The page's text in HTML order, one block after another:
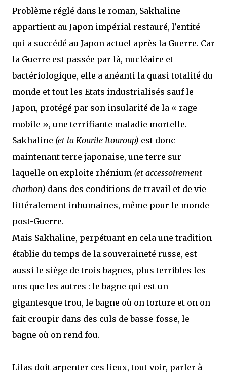
Problème réglé dans le roman, Sakhaline
appartient au Japon impérial restauré, l'entité
qui a succédé au Japon actuel après la Guerre. Car
la Guerre est passée par là, nucléaire et
bactériologique, elle a anéanti la quasi totalité du
monde et tout les Etats industrialisés sauf le
Japon, protégé par son insularité de la « rage
mobile », une terrifiante maladie mortelle.
Sakhaline (et la Kourile Itouroup) est donc
maintenant terre japonaise, une terre sur
laquelle on exploite rhénium (et accessoirement
charbon) dans des conditions de travail et de vie
littéralement inhumaines, même pour le monde
post-Guerre.
Mais Sakhaline, perpétuant en cela une tradition
établie du temps de la souveraineté russe, est
aussi le siège de trois bagnes, plus terribles les
uns que les autres : le bagne qui est un
gigantesque trou, le bagne où on torture et on on
fait croupir dans des culs de basse-fosse, le
bagne où on rend fou.
Lilas doit arpenter ces lieux, tout voir, parler à